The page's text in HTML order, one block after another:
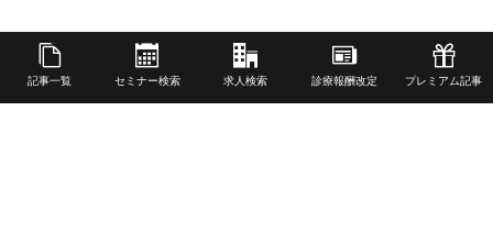
記事一覧 セミナー検索 求人検索 診療報酬改定 プレミアム記事